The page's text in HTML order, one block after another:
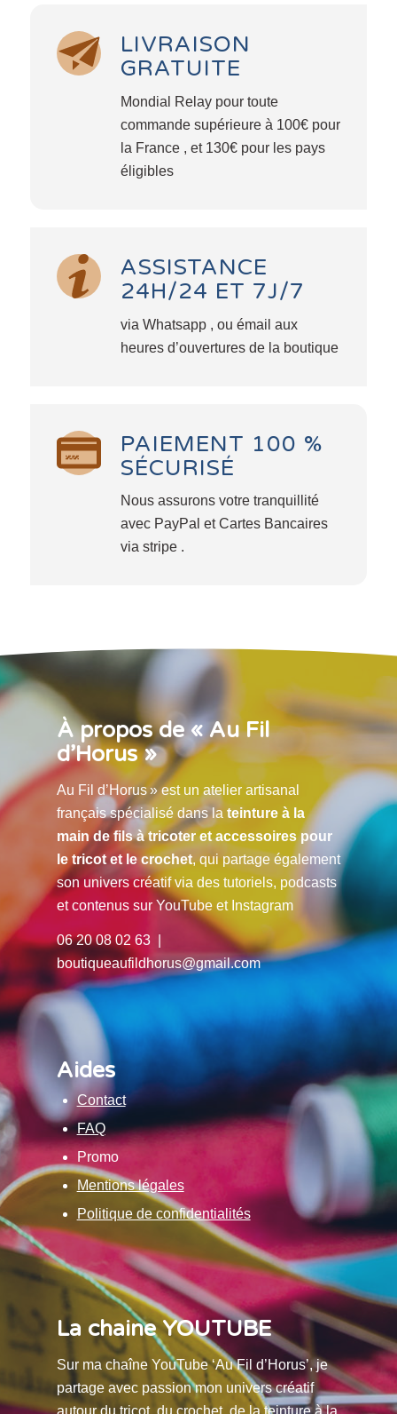
LIVRAISON
GRATUITE
Mondial Relay pour toute
commande supérieure à 100€ pour
la France , et 130€ pour les pays
éligibles
ASSISTANCE
24H/24 ET 7J/7
via Whatsapp , ou émail aux
heures d’ouvertures de la boutique
PAIEMENT 100 %
SÉCURISÉ
Nous assurons votre tranquillité
avec PayPal et Cartes Bancaires
via stripe .
À propos de « Au Fil
d’Horus »
Au Fil d’Horus » est un atelier artisanal
français spécialisé dans la teinture à la
main de fils à tricoter et accessoires pour
le tricot et le crochet, qui partage également
son univers créatif via des tutoriels, podcasts
et contenus sur YouTube et Instagram
06 20 08 02 63 |
boutiqueaufildhorus@gmail.com
Aides
Contact
FAQ
Promo
Mentions légales
Politique de confidentialités
La chaine YOUTUBE
Sur ma chaîne YouTube ‘Au Fil d’Horus’, je
partage avec passion mon univers créatif
autour du tricot, du crochet, de la teinture à la